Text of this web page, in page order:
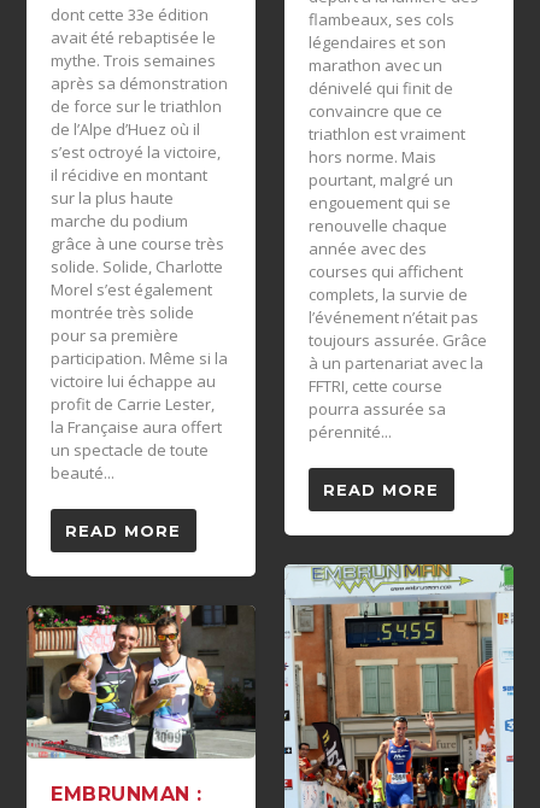
dont cette 33e édition
avait été rebaptisée le
mythe. Trois semaines
après sa démonstration
de force sur le triathlon
de l’Alpe d’Huez où il
s’est octroyé la victoire,
il récidive en montant
sur la plus haute
marche du podium
grâce à une course très
solide. Solide, Charlotte
Morel s’est également
montrée très solide
pour sa première
participation. Même si la
victoire lui échappe au
profit de Carrie Lester,
la Française aura offert
un spectacle de toute
beauté...
READ MORE
EMBRUNMAN :
flambeaux, ses cols
légendaires et son
marathon avec un
dénivelé qui finit de
convaincre que ce
triathlon est vraiment
hors norme. Mais
pourtant, malgré un
engouement qui se
renouvelle chaque
année avec des
courses qui affichent
complets, la survie de
l’événement n’était pas
toujours assurée. Grâce
à un partenariat avec la
FFTRI, cette course
pourra assurée sa
pérennité...
READ MORE